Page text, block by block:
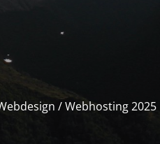
/ Webhosting 2025